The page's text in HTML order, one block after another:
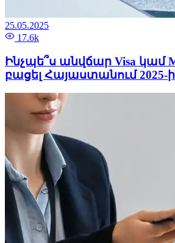
25.05.2025
17.6k
Ինչպե՞ս անվճար Visa կամ
բացել Հայաստանում 2025-